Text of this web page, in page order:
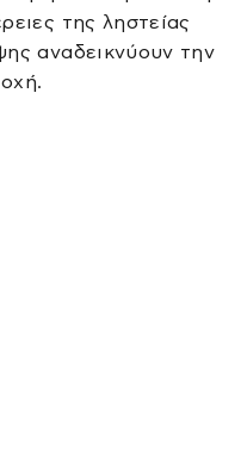
της ληστείας
αναδεικνύουν την